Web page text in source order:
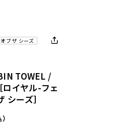
ブ ザ シーズ
TOWEL /
ロイヤル-フェ
シーズ］